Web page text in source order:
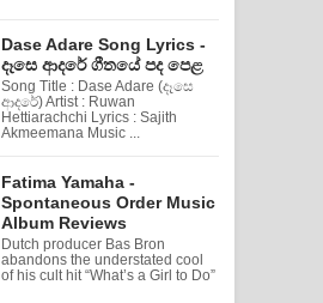
Dase Adare Song Lyrics -
දෑසෙ ආදරේ ගීතයේ පද පෙළ
Song Title : Dase Adare (දෑසෙ
ආදරේ) Artist : Ruwan
Hettiarachchi Lyrics : Sajith
Akmeemana Music ...
Fatima Yamaha -
Spontaneous Order Music
Album Reviews
Dutch producer Bas Bron
abandons the understated cool
of his cult hit “What’s a Girl to Do”